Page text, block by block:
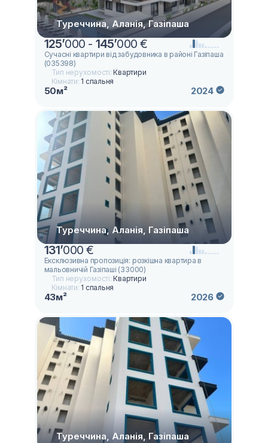
Туреччина, Аланія, Газіпаша
125’000 - 145’000 €
Сучасні квартири від забудовника в районі Газіпаша
(035398)
Тип нерухомості:Квартири
Кімнати: 1 спальня
50м² 2024
Туреччина, Аланія, Газіпаша
131’000 €
Ексклюзивна пропозиція: розкішна квартира в
мальовничій Газіпаші (33000)
Тип нерухомості:Квартири
Кімнати: 1 спальня
43м² 2026
Туреччина, Аланія, Газіпаша